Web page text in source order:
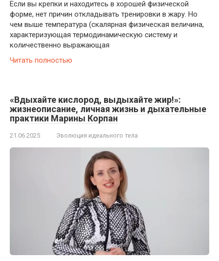
Если вы крепки и находитесь в хорошей физической
форме, нет причин откладывать тренировки в жару. Но
чем выше температура (скалярная физическая величина,
характеризующая термодинамическую систему и
количественно выражающая
Читать полностью
«Вдыхайте кислород, выдыхайте жир!»:
жизнеописание, личная жизнь и дыхательные
практики Марины Корпан
21.06.2025 Эволюция идеального тела